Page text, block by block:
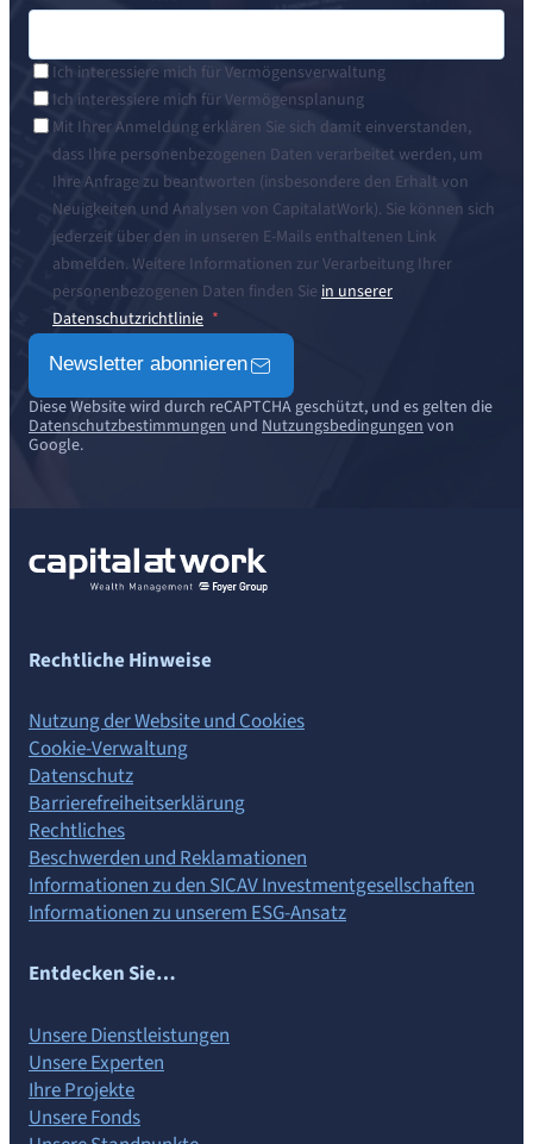
Ich interessiere mich für Vermögensverwaltung
Ich interessiere mich für Vermögensplanung
Mit Ihrer Anmeldung erklären Sie sich damit einverstanden,
dass Ihre personenbezogenen Daten verarbeitet werden, um
Ihre Anfrage zu beantworten (insbesondere den Erhalt von
Neuigkeiten und Analysen von CapitalatWork). Sie können sich
jederzeit über den in unseren E-Mails enthaltenen Link
abmelden. Weitere Informationen zur Verarbeitung Ihrer
personenbezogenen Daten finden Sie in unserer
Datenschutzrichtlinie
Newsletter abonnieren
Diese Website wird durch reCAPTCHA geschützt, und es gelten die
Datenschutzbestimmungen und Nutzungsbedingungenvon
Google.
Rechtliche Hinweise
Nutzung der Website und Cookies
Cookie-Verwaltung
Datenschutz
Barrierefreiheits­erklärung
Rechtliches
Beschwerden und Reklamationen
Informationen zu den SICAV Investmentgesellschaften
Informationen zu unserem ESG-Ansatz
Entdecken Sie…
Unsere Dienstleistungen
Unsere Experten
Ihre Projekte
Unsere Fonds